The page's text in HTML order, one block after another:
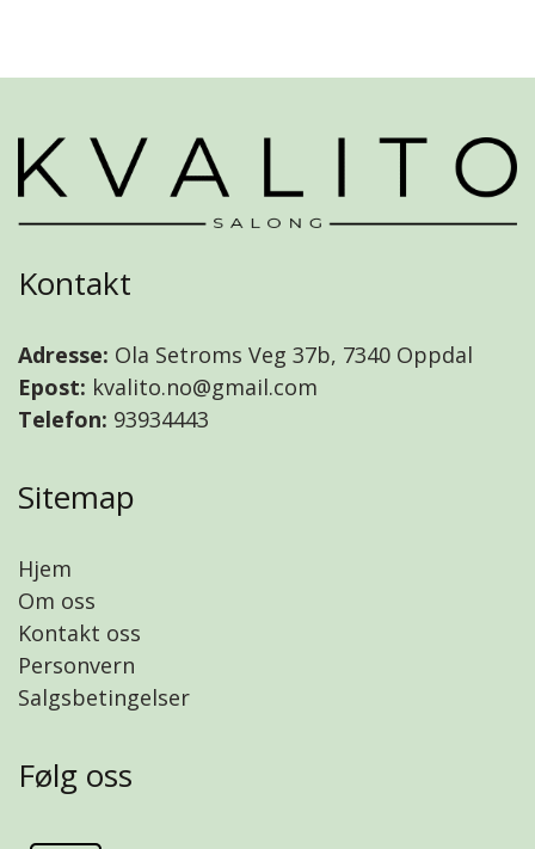
Kontakt
Adresse: Ola Setroms Veg 37b, 7340 Oppdal
Epost: kvalito.no@gmail.com
Telefon: 93934443
Sitemap
Hjem
Om oss
Kontakt oss
Personvern
Salgsbetingelser
Følg oss